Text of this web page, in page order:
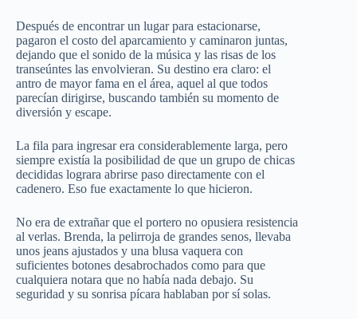
Después de encontrar un lugar para estacionarse,
pagaron el costo del aparcamiento y caminaron juntas,
dejando que el sonido de la música y las risas de los
transeúntes las envolvieran. Su destino era claro: el
antro de mayor fama en el área, aquel al que todos
parecían dirigirse, buscando también su momento de
diversión y escape.
La fila para ingresar era considerablemente larga, pero
siempre existía la posibilidad de que un grupo de chicas
decididas lograra abrirse paso directamente con el
cadenero. Eso fue exactamente lo que hicieron.
No era de extrañar que el portero no opusiera resistencia
al verlas. Brenda, la pelirroja de grandes senos, llevaba
unos jeans ajustados y una blusa vaquera con
suficientes botones desabrochados como para que
cualquiera notara que no había nada debajo. Su
seguridad y su sonrisa pícara hablaban por sí solas.